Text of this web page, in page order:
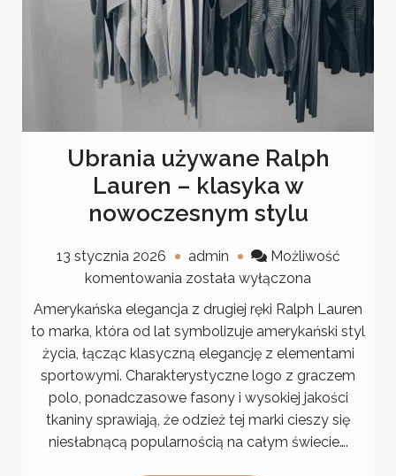
Ubrania używane Ralph
Lauren – klasyka w
nowoczesnym stylu
13 stycznia 2026 admin
Możliwość
komentowania Ubrania
używane
Ralph
Lauren
klasyka
nowoczesnym
została wyłączona
Amerykańska elegancja z drugiej ręki Ralph Lauren
to marka, która od lat symbolizuje amerykański styl
życia, łącząc klasyczną elegancję z elementami
sportowymi. Charakterystyczne logo z graczem
polo, ponadczasowe fasony i wysokiej jakości
tkaniny sprawiają, że odzież tej marki cieszy się
niesłabnącą popularnością na całym świecie….